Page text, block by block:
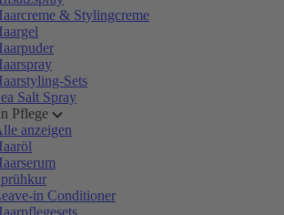
& Stylingcreme
Sets
Salt Spray
Pflege
anzeigen
in Conditioner